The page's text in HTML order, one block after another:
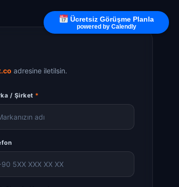
Ücretsiz Görüşme Planla
powered by Calendly
adresine iletilsin.
/ Şirket *